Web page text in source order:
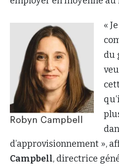
«
du
d’approvisionnement »,
Campbell, directrice